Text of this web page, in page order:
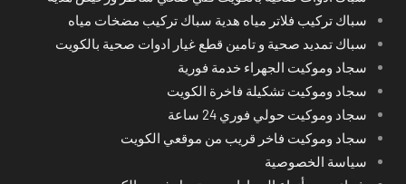
سباك تركيب فلاتر مياه هدية سباك تركيب مضخات مياه
سباك تمديد صحية و تامين قطع غيار ادوات صحية بالكويت
سجاد وموكيت الجهراء خدمة فورية
سجاد وموكيت تشكيلة فاخرة الكويت
سجاد وموكيت حولي فوري 24 ساعة
سجاد وموكيت فاخر قريب من موقعي الكويت
سياسة الخصوصية